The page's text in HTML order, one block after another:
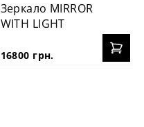
Зеркало MIRROR
WITH LIGHT
16800 грн.